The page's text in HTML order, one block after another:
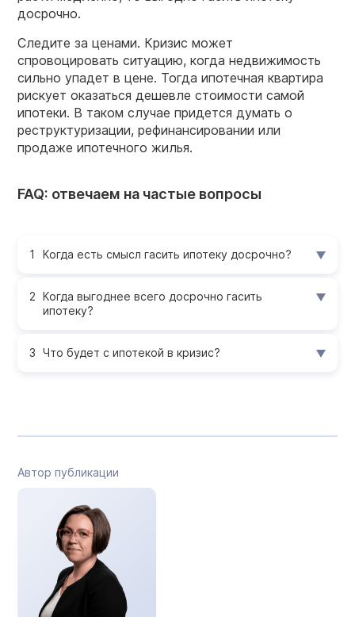
досрочно.
Следите за ценами. Кризис может
спровоцировать ситуацию, когда недвижимость
сильно упадет в цене. Тогда ипотечная квартира
рискует оказаться дешевле стоимости самой
ипотеки. В таком случае придется думать о
реструктуризации, рефинансировании или
продаже ипотечного жилья.
FAQ: отвечаем на частые вопросы
Когда есть смысл гасить ипотеку досрочно?
Когда выгоднее всего досрочно гасить
ипотеку?
Что будет с ипотекой в кризис?
Автор публикации